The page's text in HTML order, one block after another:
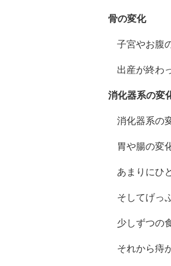
骨の変化
子宮やお腹
出産が終わ
消化器系の変
消化器系の
胃や腸の変
あまりにひ
そしてげっ
少しずつの
それから痔